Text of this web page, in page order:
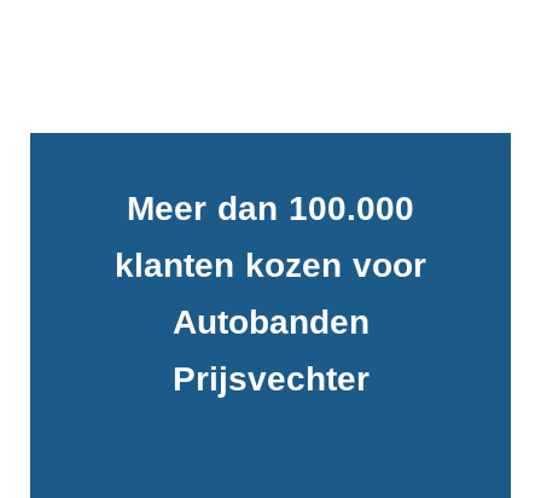
Meer dan 100.000
klanten kozen voor
Autobanden
Prijsvechter